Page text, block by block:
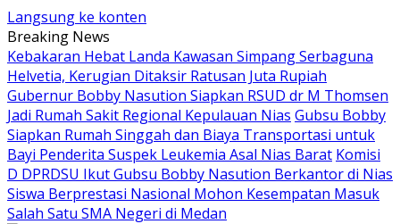
Langsung ke konten
Breaking News
Kebakaran Hebat Landa Kawasan Simpang Serbaguna
Helvetia, Kerugian Ditaksir Ratusan Juta Rupiah
Gubernur Bobby Nasution Siapkan RSUD dr M Thomsen
Jadi Rumah Sakit Regional Kepulauan Nias Gubsu Bobby
Siapkan Rumah Singgah dan Biaya Transportasi untuk
Bayi Penderita Suspek Leukemia Asal Nias Barat Komisi
D DPRDSU Ikut Gubsu Bobby Nasution Berkantor di Nias
Siswa Berprestasi Nasional Mohon Kesempatan Masuk
Salah Satu SMA Negeri di Medan